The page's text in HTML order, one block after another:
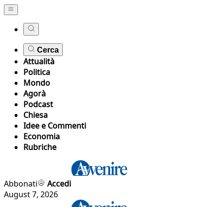
Cerca
Attualità
Politica
Mondo
Agorà
Podcast
Chiesa
Idee e Commenti
Economia
Rubriche
Abbonati
Accedi
August 7, 2026